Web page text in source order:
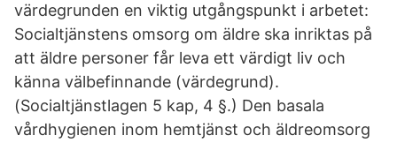
värdegrunden en viktig utgångspunkt i arbetet:
Socialtjänstens omsorg om äldre ska inriktas på
att äldre personer får leva ett värdigt liv och
känna välbefinnande (värdegrund).
(Socialtjänstlagen 5 kap, 4 §.) Den basala
vårdhygienen inom hemtjänst och äldreomsorg